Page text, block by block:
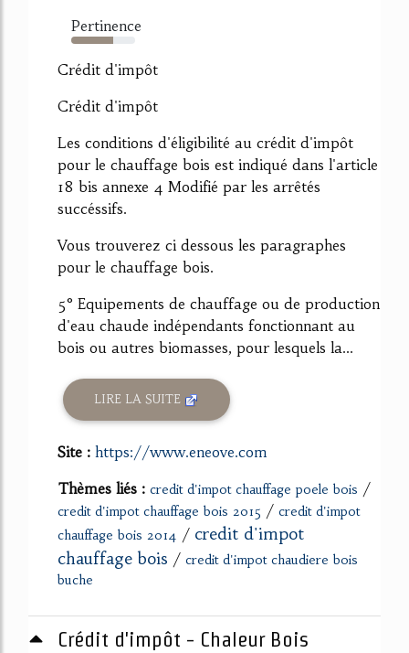
Pertinence
65%
Crédit d'impôt
Crédit d'impôt
Les conditions d'éligibilité au crédit d'impôt
pour le chauffage bois est indiqué dans l'article
18 bis annexe 4 Modifié par les arrêtés
succéssifs.
Vous trouverez ci dessous les paragraphes
pour le chauffage bois.
5° Equipements de chauffage ou de production
d'eau chaude indépendants fonctionnant au
bois ou autres biomasses, pour lesquels la...
LIRE LA SUITE
Site : https://www.eneove.com
Thèmes liés : credit d'impot chauffage poele bois /
credit d'impot chauffage bois 2015 / credit d'impot
chauffage bois 2014 / credit d'impot
chauffage bois / credit d'impot chaudiere bois
buche
Crédit d'impôt - Chaleur Bois